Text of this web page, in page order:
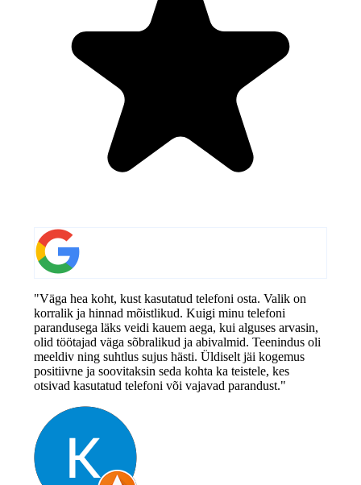
"Väga hea koht, kust kasutatud telefoni osta. Valik on
korralik ja hinnad mõistlikud. Kuigi minu telefoni
parandusega läks veidi kauem aega, kui alguses arvasin,
olid töötajad väga sõbralikud ja abivalmid. Teenindus oli
meeldiv ning suhtlus sujus hästi. Üldiselt jäi kogemus
positiivne ja soovitaksin seda kohta ka teistele, kes
otsivad kasutatud telefoni või vajavad parandust."